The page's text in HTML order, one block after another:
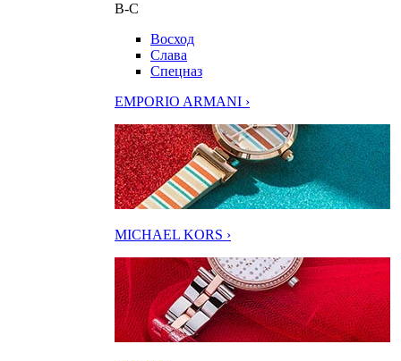
В-С
Восход
Слава
Спецназ
EMPORIO ARMANI ›
MICHAEL KORS ›